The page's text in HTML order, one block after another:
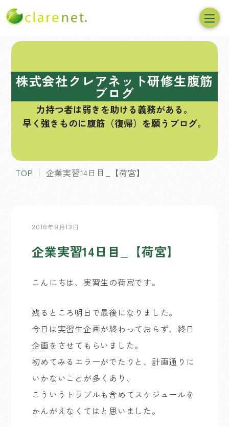
株式会社クレアネット研修生腹筋
ブログ
力持つ者は弱きを助ける義務がある。
早く強きものに腹筋（復帰）を願うブログ。
TOP 企業実習14日目_【荷宮】
2016年9月13日
企業実習14日目_【荷宮】
こんにちは、実習生の荷宮です。
残るところ明日で最後になりました。
今日は実習生企画が終わっておらず、終日
企画をさせてもらいました。
初めてみるエラーがでたりと、計画通りに
いかないことが多くあり、
こういうトラブルも含めてスケジュールを
かんがえなくてはと思いました。